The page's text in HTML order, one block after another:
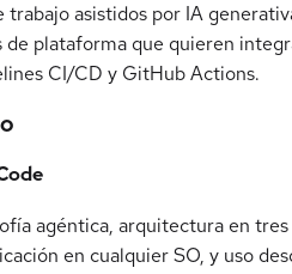
trabajo asistidos por IA
de plataforma que quieren
CI/CD y GitHub Actions.
agéntica, arquitectura en tres
en cualquier SO, y uso